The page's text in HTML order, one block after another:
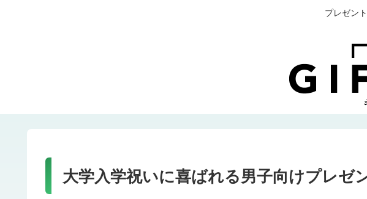
プレゼン
大学入学祝いに喜ばれる男子向けプレゼ